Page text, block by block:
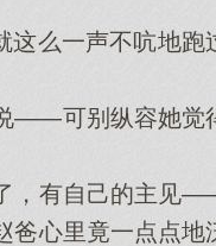
么一声不吭地跑
——可别纵容她觉
，有自己的主见
爸心里竟一点点地